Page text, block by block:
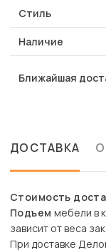
Стиль
Наличие
Ближайшая
ДОСТАВКА
Стоимость
Подъем мебели в
зависит от веса
При доставке